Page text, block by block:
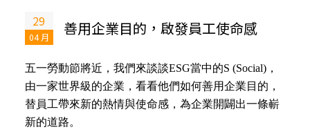
29
04 月 善用企業目的，啟發員工使命感
五一勞動節將近，我們來談談ESG當中的S (Social)，
由一家世界級的企業，看看他們如何善用企業目的 ，
替員工帶來新的熱情與使命感，為企業開闢出一條嶄
新的道路。